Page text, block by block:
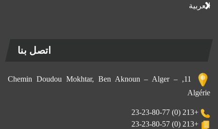
العربية
اتصل بنا
11, Chemin Doudou Mokhtar, Ben Aknoun – Alger –
Algérie
+213 (0) 23-23-80-77
+213 (0) 23-23-80-57